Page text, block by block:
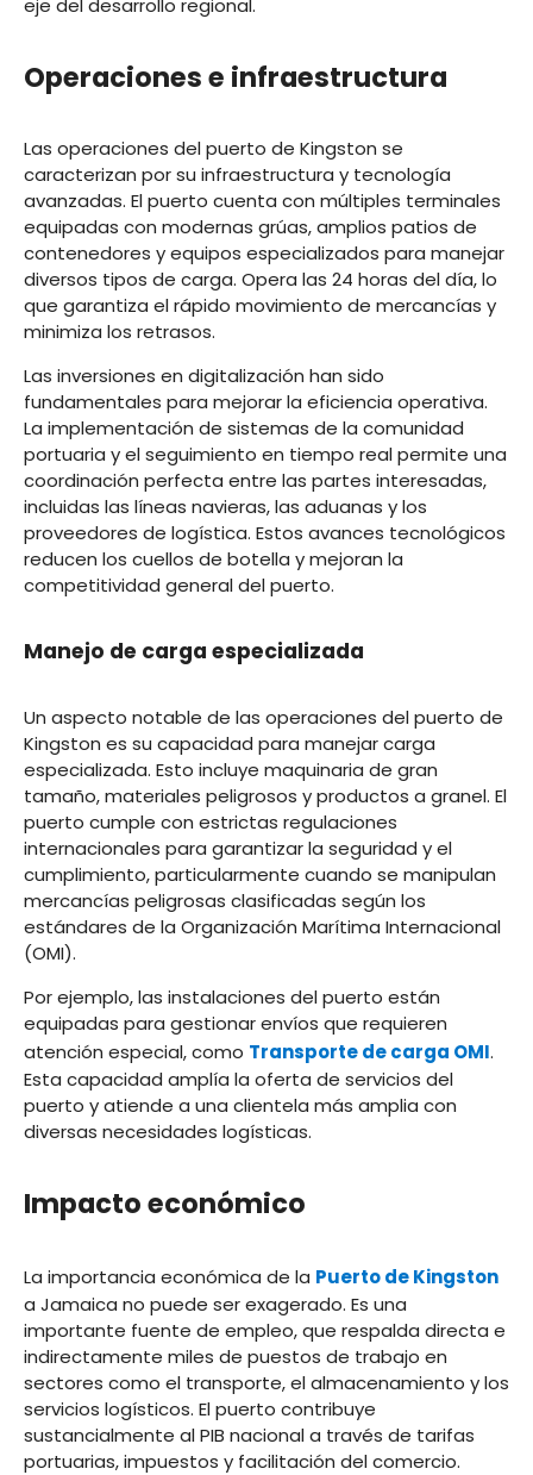
eje del desarrollo regional.
Operaciones e infraestructura
Las operaciones del puerto de Kingston se
caracterizan por su infraestructura y tecnología
avanzadas. El puerto cuenta con múltiples terminales
equipadas con modernas grúas, amplios patios de
contenedores y equipos especializados para manejar
diversos tipos de carga. Opera las 24 horas del día, lo
que garantiza el rápido movimiento de mercancías y
minimiza los retrasos.
Las inversiones en digitalización han sido
fundamentales para mejorar la eficiencia operativa.
La implementación de sistemas de la comunidad
portuaria y el seguimiento en tiempo real permite una
coordinación perfecta entre las partes interesadas,
incluidas las líneas navieras, las aduanas y los
proveedores de logística. Estos avances tecnológicos
reducen los cuellos de botella y mejoran la
competitividad general del puerto.
Manejo de carga especializada
Un aspecto notable de las operaciones del puerto de
Kingston es su capacidad para manejar carga
especializada. Esto incluye maquinaria de gran
tamaño, materiales peligrosos y productos a granel. El
puerto cumple con estrictas regulaciones
internacionales para garantizar la seguridad y el
cumplimiento, particularmente cuando se manipulan
mercancías peligrosas clasificadas según los
estándares de la Organización Marítima Internacional
(OMI).
Por ejemplo, las instalaciones del puerto están
equipadas para gestionar envíos que requieren
atención especial, como Transporte de carga OMI.
Esta capacidad amplía la oferta de servicios del
puerto y atiende a una clientela más amplia con
diversas necesidades logísticas.
Impacto económico
La importancia económica de la Puerto de Kingston
a Jamaica no puede ser exagerado. Es una
importante fuente de empleo, que respalda directa e
indirectamente miles de puestos de trabajo en
sectores como el transporte, el almacenamiento y los
servicios logísticos. El puerto contribuye
sustancialmente al PIB nacional a través de tarifas
portuarias, impuestos y facilitación del comercio.